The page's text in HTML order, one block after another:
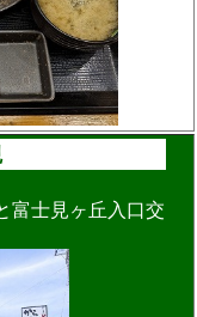
富士見ヶ丘入口交